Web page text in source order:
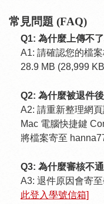
常見問題 (FAQ)
Q1: 為什麼上傳不
A1: 請確認您的檔
28.9 MB (28,999
Q2: 為什麼被退件
A2: 請重新整理網
Mac 電腦快捷鍵
將檔案寄至
Q3: 為什麼審核不
A3: 退件原因會寄
此登入學號信箱]